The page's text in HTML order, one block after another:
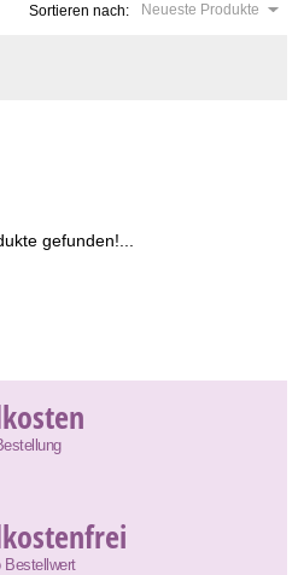
Sortieren nach: Neueste Produkte
gefunden!...
Bestellwert